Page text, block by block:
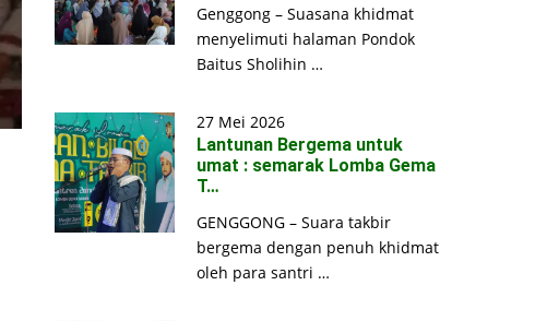
Genggong – Suasana khidmat
menyelimuti halaman Pondok
Baitus Sholihin …
27 Mei 2026
Lantunan Bergema untuk
umat : semarak Lomba Gema
T…
GENGGONG – Suara takbir
bergema dengan penuh khidmat
oleh para santri …